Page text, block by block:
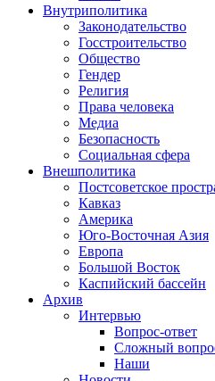
Внутриполитика
Законодательство
Госстроительство
Общество
Гендер
Религия
Права человека
Медиа
Безопасность
Социальная сфера
Внешполитика
Постсоветское
Кавказ
Америка
Юго-Восточная Азия
Европа
Большой Восток
Каспийский бассейн
Архив
Интервью
Вопрос-ответ
Сложный
Наши